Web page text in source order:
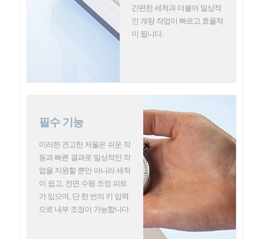
간편한 세척과 더불어 일상적
인 계량 작업이 빠르고 효율적
이 됩니다.
필수 기능
이러한 견고한 저울은 쉬운 작
동과 빠른 결과로 일상적인 작
업을 지원할 뿐만 아니라 세척
이 쉽고, 전면 수평 조정 피트
가 있으며, 단 한 번의 키 입력
으로 내부 조정이 가능합니다.